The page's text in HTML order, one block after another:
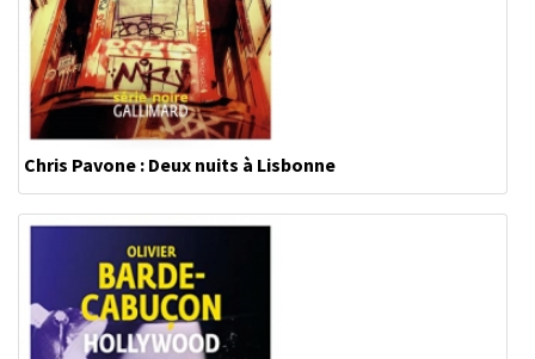
Chris Pavone : Deux nuits à Lisbonne